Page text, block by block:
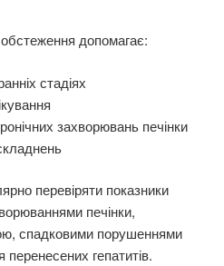
допомагає:
стадіях
захворювань печінки
перевіряти показники
печінки,
спадковими порушеннями
перенесених гепатитів.